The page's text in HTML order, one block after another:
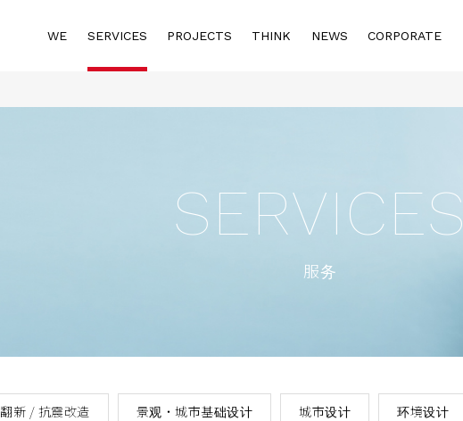
WE SERVICES PROJECTS THINK NEWS CORPORATE
SERVICES
服务
翻新 / 抗震改造 景观・城市基础设计 城市设计 环境设计